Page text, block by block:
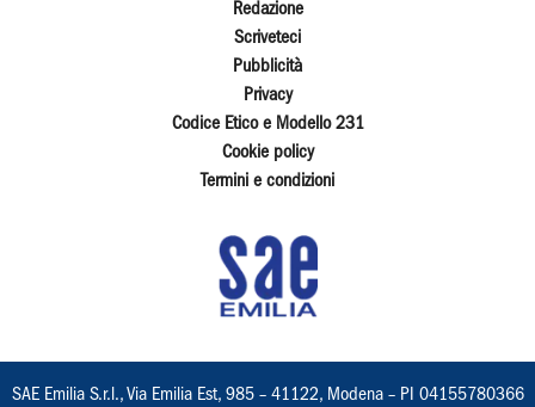
Redazione
Scriveteci
Pubblicità
Privacy
Codice Etico e Modello 231
Cookie policy
Termini e condizioni
SAE Emilia S.r.l., Via Emilia Est, 985 – 41122, Modena – PI 04155780366